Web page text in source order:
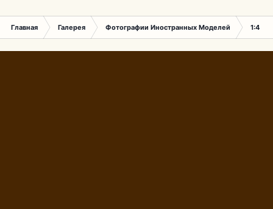
Главная Галерея Фотографии Иностранных Моделей 1:43